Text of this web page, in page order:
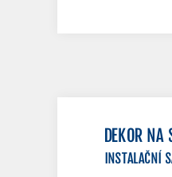
DEKOR NA
INSTALAČNÍ